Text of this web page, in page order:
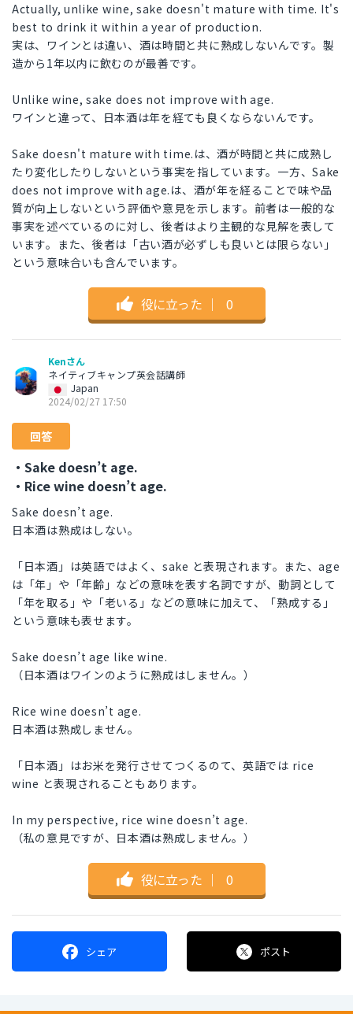
Actually, unlike wine, sake doesn't mature with time. It's
best to drink it within a year of production.
実は、ワインとは違い、酒は時間と共に熟成しないんです。製
造から1年以内に飲むのが最善です。
Unlike wine, sake does not improve with age.
ワインと違って、日本酒は年を経ても良くならないんです。
Sake doesn't mature with time.は、酒が時間と共に成熟し
たり変化したりしないという事実を指しています。一方、Sake
does not improve with age.は、酒が年を経ることで味や品
質が向上しないという評価や意見を示します。前者は一般的な
事実を述べているのに対し、後者はより主観的な見解を表して
います。また、後者は「古い酒が必ずしも良いとは限らない」
という意味合いも含んでいます。
役に立った ｜ 0
Kenさん
ネイティブキャンプ英会話講師
Japan
2024/02/27 17:50
回答
・Sake doesn’t age.
・Rice wine doesn’t age.
Sake doesn’t age.
日本酒は熟成はしない。
「日本酒」は英語ではよく、sake と表現されます。また、age
は「年」や「年齢」などの意味を表す名詞ですが、動詞として
「年を取る」や「老いる」などの意味に加えて、「熟成する」
という意味も表せます。
Sake doesn’t age like wine.
（日本酒はワインのように熟成はしません。）
Rice wine doesn’t age.
日本酒は熟成しません。
「日本酒」はお米を発行させてつくるのて、英語では rice
wine と表現されることもあります。
In my perspective, rice wine doesn’t age.
（私の意見ですが、日本酒は熟成しません。）
役に立った ｜ 0
シェア ポスト